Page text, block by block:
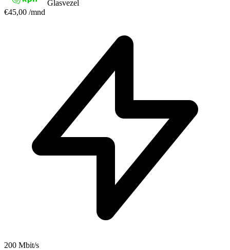
Glasvezel
€45,00 /mnd
200 Mbit/s